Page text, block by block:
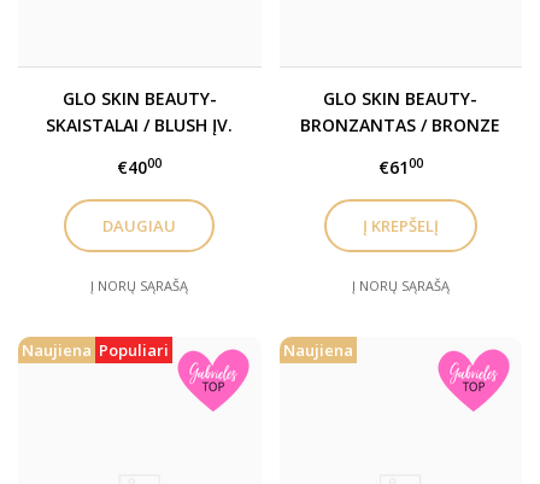
GLO SKIN BEAUTY-
SKAISTALAI / BLUSH ĮV.
€4000
DAUGIAU
Į NORŲ SĄRAŠĄ
GLO SKIN BEAUTY-
BRONZANTAS / BRONZE
€6100
Į NORŲ SĄRAŠĄ
Naujiena Populiari Naujiena